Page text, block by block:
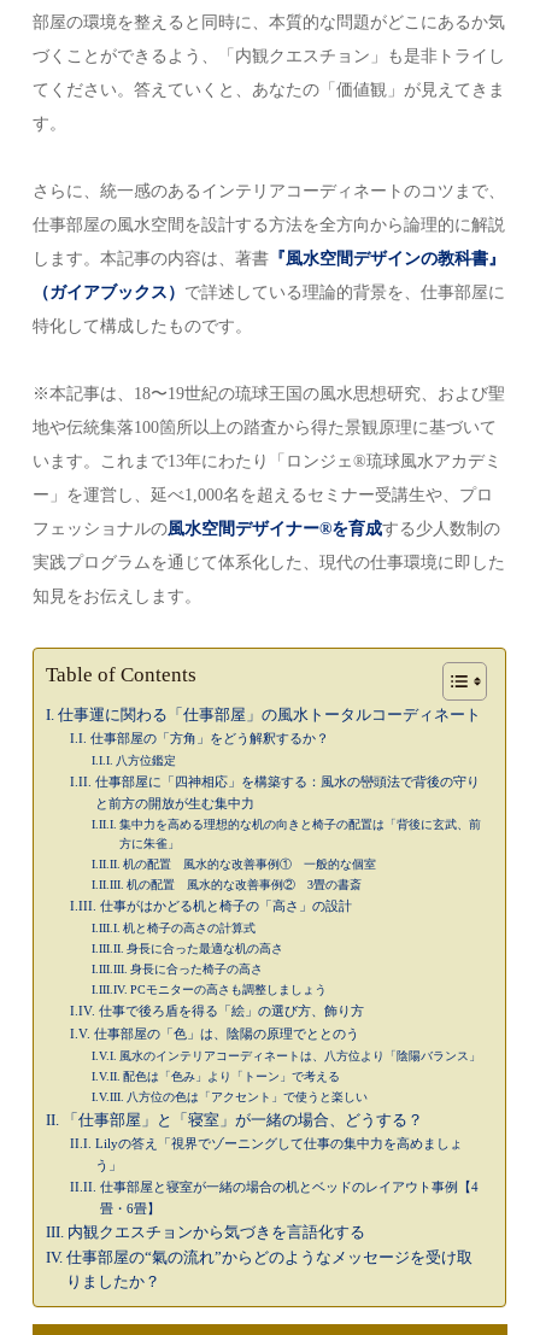
部屋の環境を整えると同時に、本質的な問題がどこにあるか気
づくことができるよう、「内観クエスチョン」も是非トライし
てください。答えていくと、あなたの「価値観」が見えてきま
す。
さらに、統一感のあるインテリアコーディネートのコツまで、
仕事部屋の風水空間を設計する方法を全方向から論理的に解説
します。本記事の内容は、著書 『風水空間デザインの教科書』
（ガイアブックス） で詳述している理論的背景を、仕事部屋に
特化して構成したものです。
※本記事は、18〜19世紀の琉球王国の風水思想研究、および聖
地や伝統集落100箇所以上の踏査から得た景観原理に基づいて
います。これまで13年にわたり「ロンジェ®琉球風水アカデミ
ー」を運営し、延べ1,000名を超えるセミナー受講生や、プロ
フェッショナルの風水空間デザイナー®を育成する少人数制の
実践プログラムを通じて体系化した、現代の仕事環境に即した
知見をお伝えします。
Table of Contents
仕事運に関わる「仕事部屋」の風水トータルコーディネート
仕事部屋の「方角」をどう解釈するか？
八方位鑑定
仕事部屋に「四神相応」を構築する：風水の巒頭法で背後の守り
と前方の開放が生む集中力
集中力を高める理想的な机の向きと椅子の配置は「背後に玄武、前
方に朱雀」
机の配置 風水的な改善事例① 一般的な個室
机の配置 風水的な改善事例② 3畳の書斎
仕事がはかどる机と椅子の「高さ」の設計
机と椅子の高さの計算式
身長に合った最適な机の高さ
身長に合った椅子の高さ
PCモニターの高さも調整しましょう
仕事で後ろ盾を得る「絵」の選び方、飾り方
仕事部屋の「色」は、陰陽の原理でととのう
風水のインテリアコーディネートは、八方位より「陰陽バランス」
配色は「色み」より「トーン」で考える
八方位の色は「アクセント」で使うと楽しい
「仕事部屋」と「寝室」が一緒の場合、どうする？
Lilyの答え「視界でゾーニングして仕事の集中力を高めましょ
う」
仕事部屋と寝室が一緒の場合の机とベッドのレイアウト事例【4
畳・6畳】
内観クエスチョンから気づきを言語化する
仕事部屋の“氣の流れ”からどのようなメッセージを受け取
りましたか？